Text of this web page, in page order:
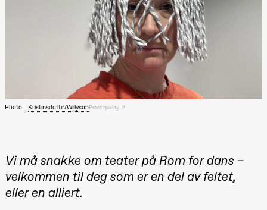
Roll and
Mohamed
Mohamed
Fantasies
Photo Kristinsdottir/WillysonPress quality
Vi må snakke om teater på Rom for dans –
velkommen til deg som er en del av feltet,
eller en alliert.